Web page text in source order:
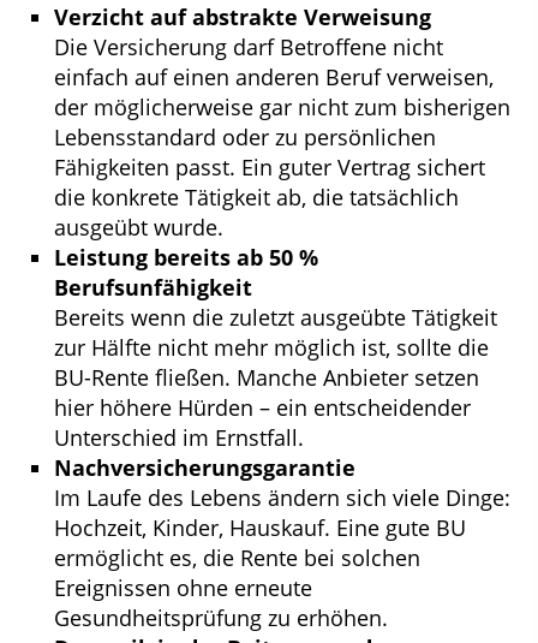
Verzicht auf abstrakte Verweisung
Die Versicherung darf Betroffene nicht
einfach auf einen anderen Beruf verweisen,
der möglicherweise gar nicht zum bisherigen
Lebensstandard oder zu persönlichen
Fähigkeiten passt. Ein guter Vertrag sichert
die konkrete Tätigkeit ab, die tatsächlich
ausgeübt wurde.
Leistung bereits ab 50 %
Berufsunfähigkeit
Bereits wenn die zuletzt ausgeübte Tätigkeit
zur Hälfte nicht mehr möglich ist, sollte die
BU-Rente fließen. Manche Anbieter setzen
hier höhere Hürden – ein entscheidender
Unterschied im Ernstfall.
Nachversicherungsgarantie
Im Laufe des Lebens ändern sich viele Dinge:
Hochzeit, Kinder, Hauskauf. Eine gute BU
ermöglicht es, die Rente bei solchen
Ereignissen ohne erneute
Gesundheitsprüfung zu erhöhen.